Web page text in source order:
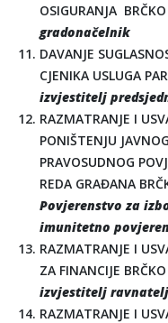
OSIGURANJA
gradonačelnik
DAVANJE
CJENIKA USLUGA
izvjestitelj
RAZMATRANJE I
PONIŠTENJU
PRAVOSUDNOG
REDA GRAĐANA
Povjerenstvo za
imunitetno
RAZMATRANJE I
ZA FINANCIJE
izvjestitelj
RAZMATRANJE I